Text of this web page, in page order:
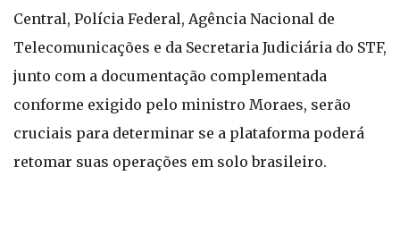
Central, Polícia Federal, Agência Nacional de
Telecomunicações e da Secretaria Judiciária do STF,
junto com a documentação complementada
conforme exigido pelo ministro Moraes, serão
cruciais para determinar se a plataforma poderá
retomar suas operações em solo brasileiro.